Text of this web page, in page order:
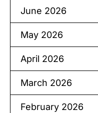
June 2026
May 2026
April 2026
March 2026
February 2026